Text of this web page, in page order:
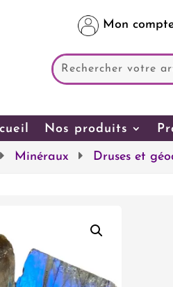
Mon
Nos produits
Minéraux Druses et